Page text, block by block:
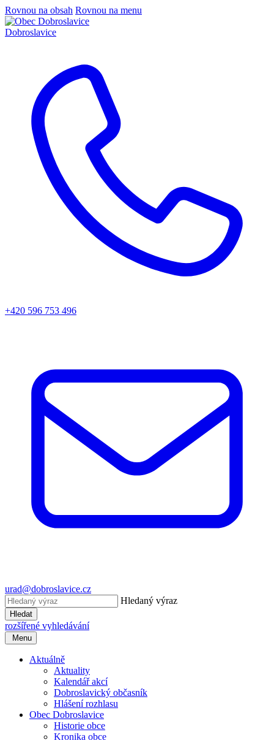
Rovnou na obsah Rovnou na menu
Dobroslavice
+420 596 753 496
urad@dobroslavice.cz
Hledaný výraz
Hledat
rozšířené vyhledávání
Menu
Aktuálně
Aktuality
Kalendář akcí
Dobroslavický občasník
Hlášení rozhlasu
Obec Dobroslavice
Historie obce
Kronika obce